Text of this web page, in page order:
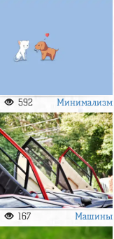
592 Минимализм
167 Машины